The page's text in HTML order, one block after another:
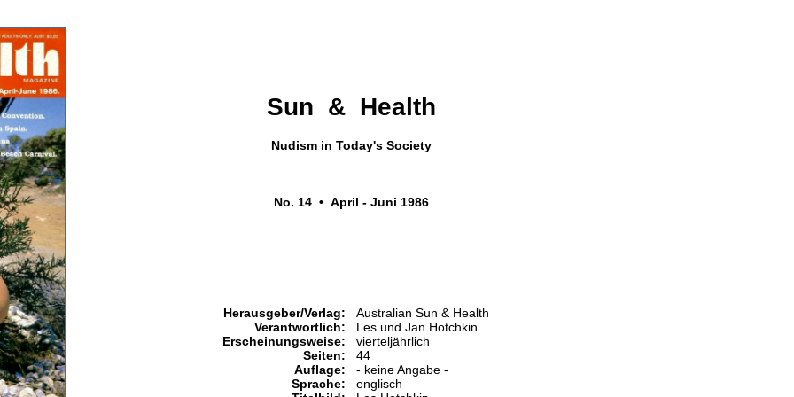
Sun & Health
Nudism in Today's Society
No. 14 • April - Juni 1986
Herausgeber/Verlag:
Verantwortlich:
Erscheinungsweise:
Seiten:
Auflage:
Sprache:
Australian Sun & Health
Les und Jan Hotchkin
vierteljährlich
44
- keine Angabe -
englisch